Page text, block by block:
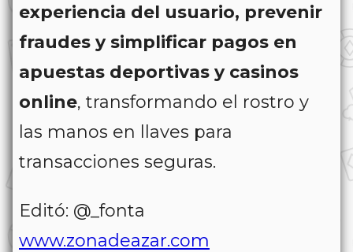
experiencia del usuario, prevenir
fraudes y simplificar pagos en
apuestas deportivas y casinos
online, transformando el rostro y
las manos en llaves para
transacciones seguras.
Editó: @_fonta
www.zonadeazar.com